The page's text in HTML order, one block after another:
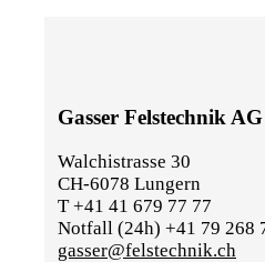
Gasser Felstechnik AG
Walchistrasse 30
CH-6078 Lungern
T +41 41 679 77 77
Notfall (24h) +41 79 268
gasser@felstechnik.ch